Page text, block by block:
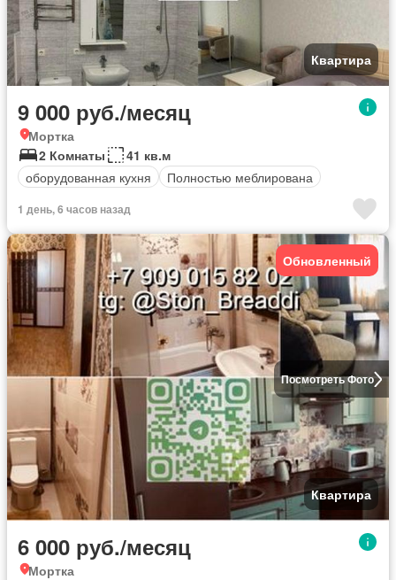
Квартира
9 000 руб./месяц
Мортка
2 Комнаты
41 кв.м
оборудованная кухня
Полностью меблирована
1 день, 6 часов назад
Посмотреть Фото
Обновленный
Квартира
6 000 руб./месяц
Мортка